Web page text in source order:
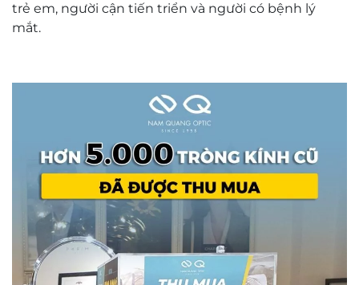
trẻ em, người cận tiến triển và người có bệnh lý
mắt.